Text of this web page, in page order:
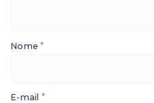
Nome*
E-mail *